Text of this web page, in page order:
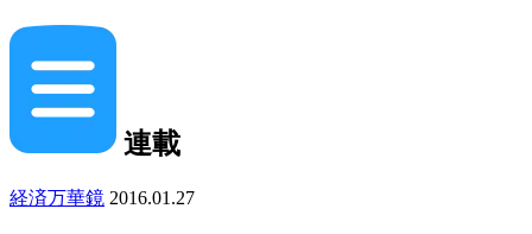
連載
経済万華鏡 2016.01.27